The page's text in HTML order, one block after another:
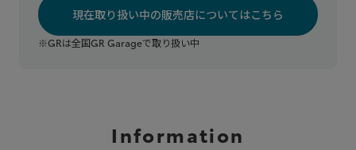
現在取り扱い中の販売店についてはこちら
※GRは全国GR Garageで取り扱い中
Information